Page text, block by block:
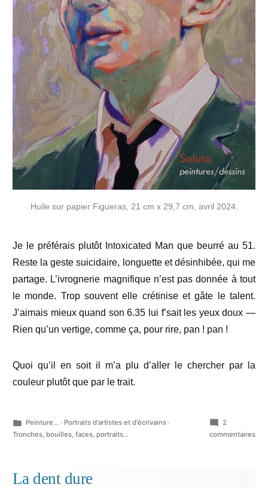
Huile sur papier Figueras, 21 cm x 29,7 cm, avril 2024.
Je le préférais plutôt Intoxicated Man que beurré au 51.
Reste la geste suicidaire, longuette et désinhibée, qui me
partage. L’ivrognerie magnifique n’est pas donnée à tout
le monde. Trop souvent elle crétinise et gâte le talent.
J’aimais mieux quand son 6.35 lui f’sait les yeux doux —
Rien qu’un vertige, comme ça, pour rire, pan ! pan !
Quoi qu’il en soit il m’a plu d’aller le chercher par la
couleur plutôt que par le trait.
Publié
dans
Peinture...· Portraits d'artistes et d'écrivains·
Tronches, bouilles, faces, portraits...
2
commentairessur
La dent dure